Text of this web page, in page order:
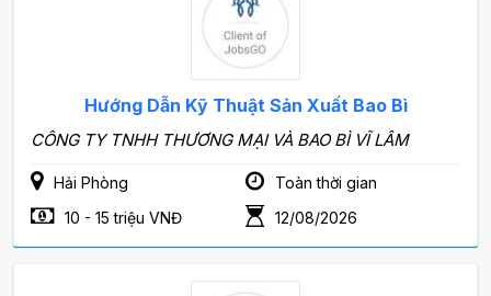
Hướng Dẫn Kỹ Thuật Sản Xuất Bao Bì
CÔNG TY TNHH THƯƠNG MẠI VÀ BAO BÌ VĨ LÂM
Hải Phòng
Toàn thời gian
10 - 15 triệu VNĐ
12/08/2026